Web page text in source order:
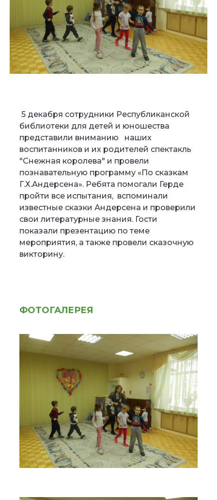
5 декабря сотрудники Республиканской
библиотеки для детей и юношества
представили вниманию наших
воспитанников и их родителей спектакль
"Снежная королева" и провели
познавательную программу «По сказкам
Г.Х.Андерсена». Ребята помогали Герде
пройти все испытания, вспоминали
известные сказки Андерсена и проверили
свои литературные знания. Гости
показали презентацию по теме
мероприятия, а также провели сказочную
викторину.
ФОТОГАЛЕРЕЯ